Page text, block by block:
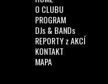
O CLUBU
PROGRAM
DJs & BANDs
REPORTY z AKCÍ
KONTAKT
MAPA